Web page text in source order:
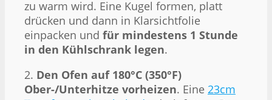
zu warm wird. Eine Kugel formen, platt
drücken und dann in Klarsichtfolie
einpacken und für mindestens 1 Stunde
in den Kühlschrank legen.
2. Den Ofen auf 180°C (350°F)
Ober-/Unterhitze vorheizen. Eine 23cm